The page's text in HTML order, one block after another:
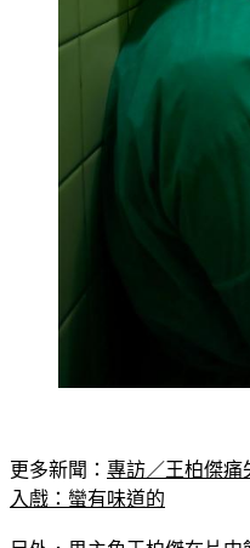
更多新聞： 專訪／王柏傑痛
入戲：蠻有味道的